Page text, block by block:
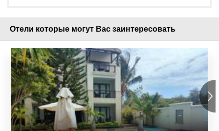
Отели которые могут Вас заинтересовать